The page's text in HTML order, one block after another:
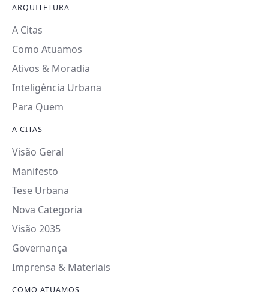
ARQUITETURA
A Citas
Como Atuamos
Ativos & Moradia
Inteligência Urbana
Para Quem
A CITAS
Visão Geral
Manifesto
Tese Urbana
Nova Categoria
Visão 2035
Governança
Imprensa & Materiais
COMO ATUAMOS